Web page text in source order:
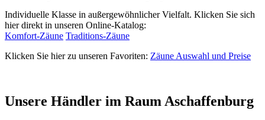
Individuelle Klasse in außergewöhnlicher Vielfalt. Klicken Sie sich
hier direkt in unseren Online-Katalog:
Komfort-Zäune Traditions-Zäune
Klicken Sie hier zu unseren Favoriten: Zäune Auswahl und Preise
Unsere Händler im Raum Aschaffenburg